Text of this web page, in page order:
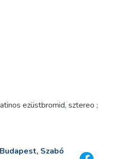
ezüstbromid, sztereo ;
Szabó